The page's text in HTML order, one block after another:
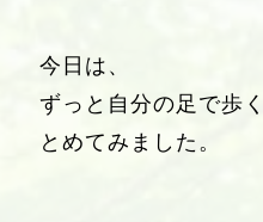
今日は、
ずっと自分の足で歩
とめてみました。